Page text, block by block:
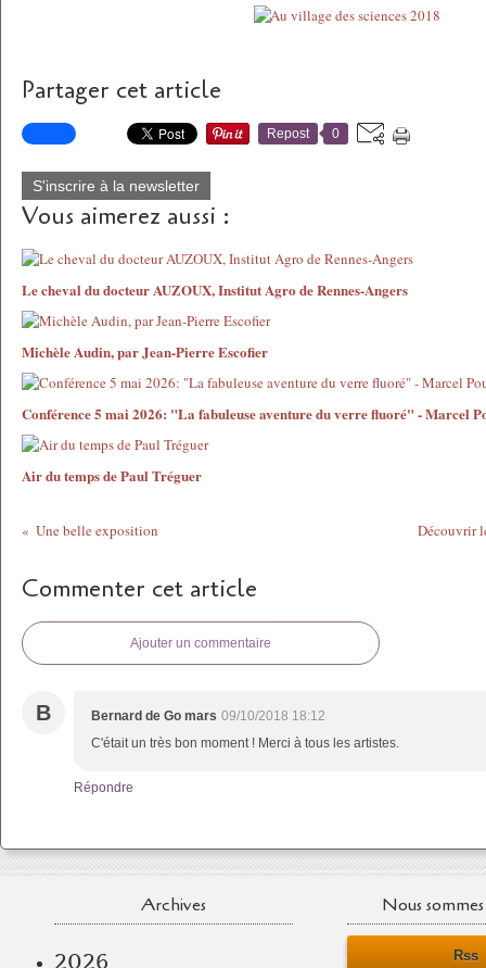
Partager cet article
Repost 0
S'inscrire à la newsletter
Vous aimerez aussi :
Le cheval du docteur AUZOUX, Institut Agro de Rennes-Angers
Michèle Audin, par Jean-Pierre Escofier
Conférence 5 mai 2026: "La fabuleuse aventure du verre fluoré" - Marcel
Air du temps de Paul Tréguer
Une belle exposition Découvrir
Commenter cet article
Ajouter un commentaire
B Bernard de Go mars 09/10/2018 18:12
C'était un très bon moment ! Merci à tous les artistes.
Répondre
Archives
2026
Nous
Rss